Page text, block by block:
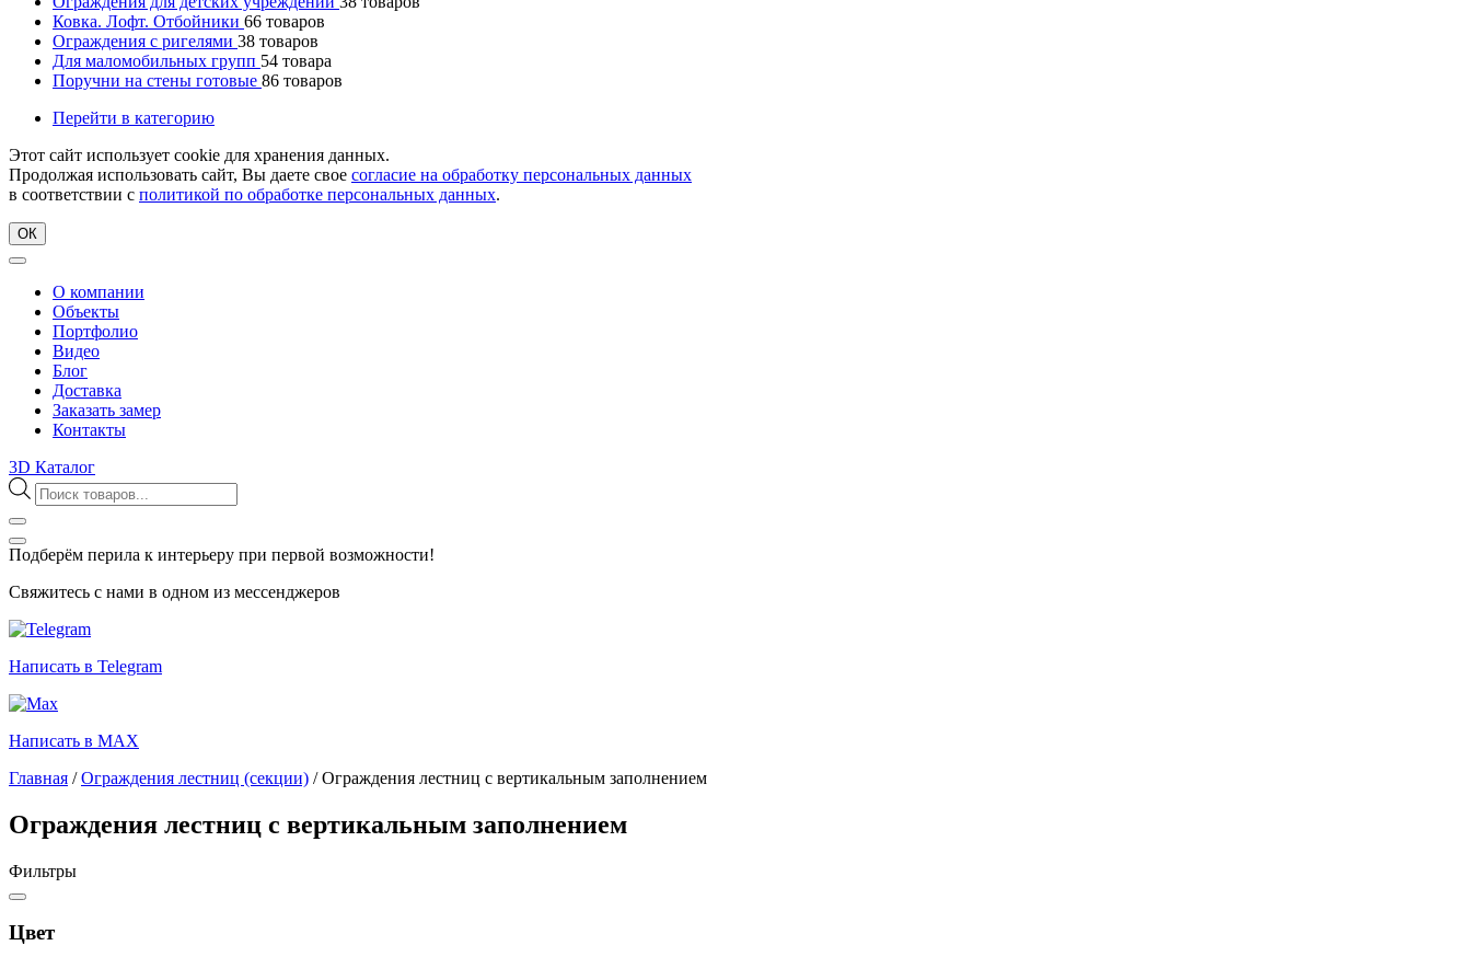
Ковка. Лофт. Отбойники 66 товаров
Ограждения с ригелями 38 товаров
Для маломобильных групп 54 товара
Поручни на стены готовые 86 товаров
Перейти в категорию
Этот сайт использует cookie для хранения данных.
Продолжая использовать сайт, Вы даете свое согласие на обработку персональных данных
в соответствии с политикой по обработке персональных данных.
ОК
О компании
Объекты
Портфолио
Видео
Блог
Доставка
Заказать замер
Контакты
3D Каталог
Поиск
товаров
Подберём перила к интерьеру при первой возможности!
Свяжитесь с нами в одном из мессенджеров
Написать в Telegram
Написать в MAX
Главная /Ограждения лестниц (секции) /Ограждения лестниц с вертикальным заполнением
Ограждения лестниц с вертикальным заполнением
Фильтры
Цвет